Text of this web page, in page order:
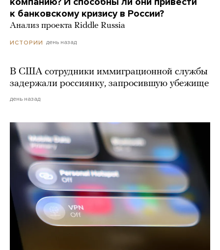
к банковскому кризису в России?
Анализ проекта Riddle Russia
ИСТОРИИ день назад
В США сотрудники иммиграционной службы
задержали россиянку, запросившую убежище
день назад